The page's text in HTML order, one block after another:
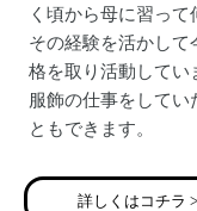
く頃から母に習って
その経験を活かして
格を取り活動してい
服飾の仕事をしてい
ともできます。
詳しくはコチラ >